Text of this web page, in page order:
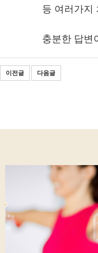
등 여러가지
충분한 답변
이전글 다음글